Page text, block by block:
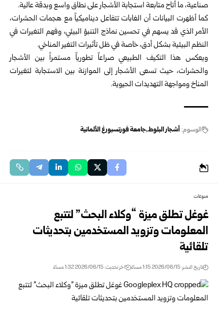
صناعية، ما أتاح متابعة استجابة الأشجار على نطاق واسع وبدقة عالية.
كما أظهرت البيانات أن الغابات تتفاعل ديناميكياً مع هجمات الحشرات،
الأمر الذي قد يسهم في تحسين نماذج التنبؤ البيئي، وفهم التغيرات في
النظم البيئية بشكل أدق، خاصة في ظل تأثيرات التغير المناخي.
ويعكس هذا التكيف الطبيعي صراعاً تطورياً مستمراً بين الأشجار
والحشرات، حيث تسعى الأشجار إلى الموازنة بين الاستجابة لتغيرات
المناخ ومواجهة التهديدات الحيوية.
الوسوم: أشجار البلوط جامعة فورتسبورغ الألمانية
منوعات
غوغل تطلق ميزة “وكلاء البحث” لتتبع
المعلومات وتزويد المستخدمين بتحديثات
تلقائية
تاريخ النشر: 2026/06/15 1:15 مساءً اخر تحديث: 2026/06/15 1:32 مساءً